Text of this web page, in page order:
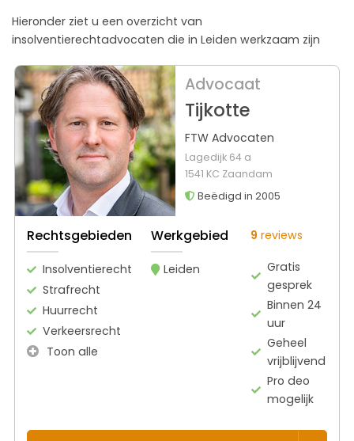
Hieronder ziet u een overzicht van
insolventierechtadvocaten die in Leiden werkzaam zijn
Advocaat
Tijkotte
FTW Advocaten
Lagedijk 64 a
1541 KC Zaandam
Beëdigd in 2005
Rechtsgebieden
Insolventierecht
Strafrecht
Huurrecht
Verkeersrecht
Toon alle
Werkgebied
Leiden
9 reviews
Gratis
gesprek
Binnen 24
uur
Geheel
vrijblijvend
Pro deo
mogelijk